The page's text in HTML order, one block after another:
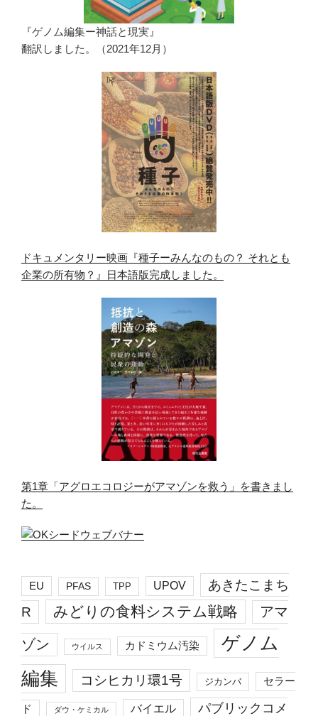
『ゲノム編集ー神話と現実』
翻訳しました。（2021年12月）
ドキュメンタリー映画『種子ーみんなのもの？ それとも
企業の所有物？』日本語版完成しました。
第1章「アグロエコロジーがアマゾンを救う」を書きまし
た。
EU PFAS TPP UPOV
あきたこまち
R
みどりの食料システム戦略 アマ
ゾン ウイルス カドミウム汚染
ゲノム
編集
コシヒカリ環1号 ジカンバ セラー
ド ダウ・ケミカル バイエル パブリックコメ